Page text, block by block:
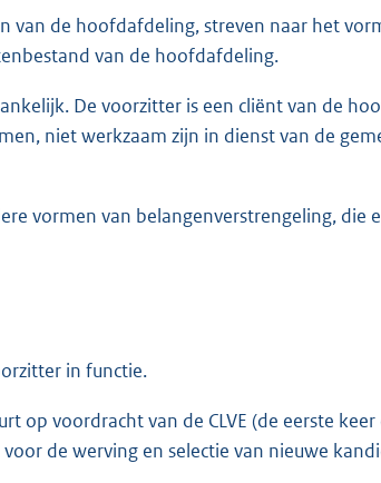
van de hoofdafdeling, streven naar het
van de hoofdafdeling.
De voorzitter is een cliënt van de
niet werkzaam zijn in dienst van de
vormen van belangenverstrengeling, die
in functie.
op voordracht van de CLVE (de eerste
voor de werving en selectie van nieuwe